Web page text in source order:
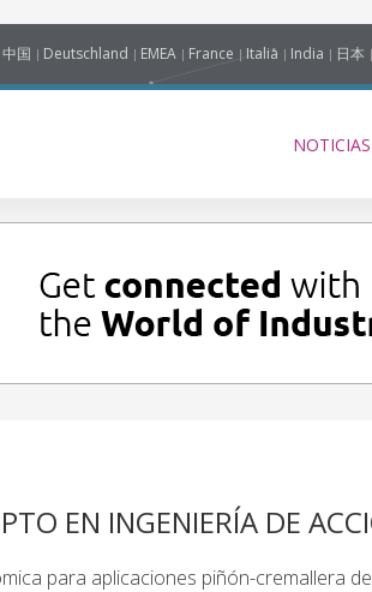
中国 Deutschland EMEA France Italia India 日本
NOTICIAS
EN INGENIERÍA DE
para aplicaciones piñón-cremallera